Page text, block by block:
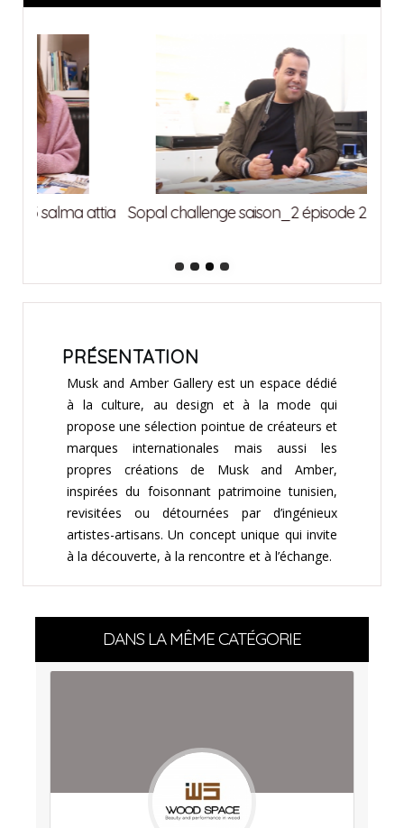
Sopal challenge saison_2 épisode 2 ghrab imed
PRÉSENTATION
Musk and Amber Gallery est un espace dédié
à la culture, au design et à la mode qui
propose une sélection pointue de créateurs et
marques internationales mais aussi les
propres créations de Musk and Amber,
inspirées du foisonnant patrimoine tunisien,
revisitées ou détournées par d’ingénieux
artistes-artisans. Un concept unique qui invite
à la découverte, à la rencontre et à l’échange.
DANS LA MÊME CATÉGORIE